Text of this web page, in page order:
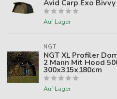
Avid Carp Exo Bivvy
Auf Lager
NGT
NGT XL Profiler
2 Mann Mit Hood
300x315x180cm
Auf Lager